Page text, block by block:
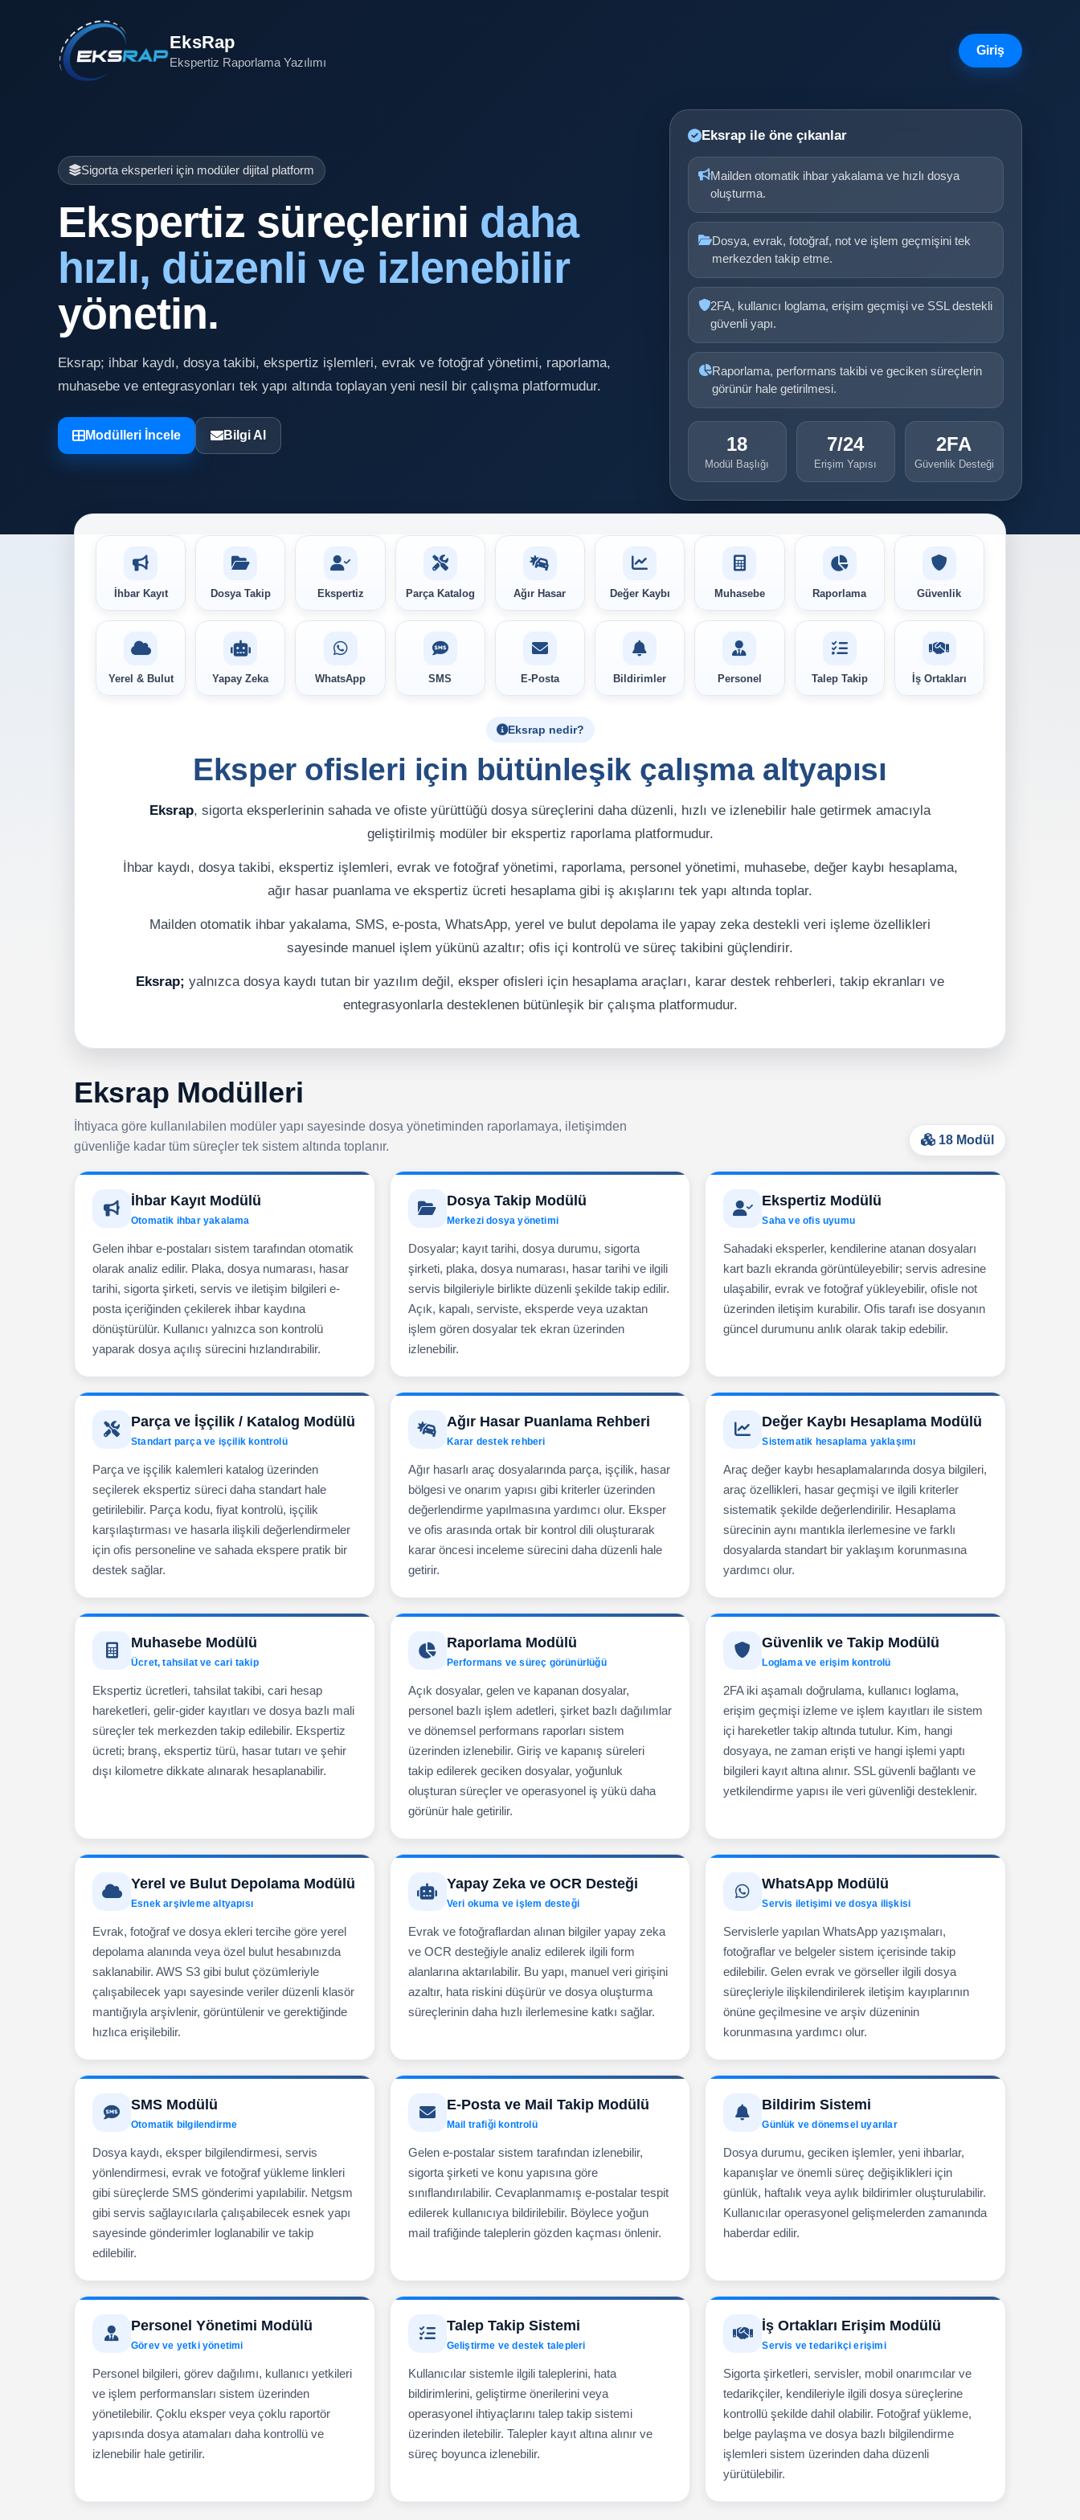
EksRap
Ekspertiz Raporlama Yazılımı
Giriş
Sigorta eksperleri için modüler dijital platform
Ekspertiz süreçlerini daha
hızlı, düzenli ve izlenebilir
yönetin.
Eksrap; ihbar kaydı, dosya takibi, ekspertiz işlemleri, evrak ve fotoğraf yönetimi, raporlama,
muhasebe ve entegrasyonları tek yapı altında toplayan yeni nesil bir çalışma platformudur.
Modülleri İncele Bilgi Al
Eksrap ile öne çıkanlar
Mailden otomatik ihbar yakalama ve hızlı dosya
oluşturma.
Dosya, evrak, fotoğraf, not ve işlem geçmişini tek
merkezden takip etme.
2FA, kullanıcı loglama, erişim geçmişi ve SSL destekli
güvenli yapı.
Raporlama, performans takibi ve geciken süreçlerin
görünür hale getirilmesi.
18
Modül Başlığı
7/24
Erişim Yapısı
2FA
Güvenlik Desteği
İhbar Kayıt Dosya Takip Ekspertiz Parça Katalog Ağır Hasar Değer Kaybı Muhasebe Raporlama Güvenlik
Yerel & Bulut Yapay Zeka WhatsApp SMS E-Posta Bildirimler Personel Talep Takip İş Ortakları
Eksrap nedir?
Eksper ofisleri için bütünleşik çalışma altyapısı
Eksrap, sigorta eksperlerinin sahada ve ofiste yürüttüğü dosya süreçlerini daha düzenli, hızlı ve izlenebilir hale getirmek amacıyla
geliştirilmiş modüler bir ekspertiz raporlama platformudur.
İhbar kaydı, dosya takibi, ekspertiz işlemleri, evrak ve fotoğraf yönetimi, raporlama, personel yönetimi, muhasebe, değer kaybı hesaplama,
ağır hasar puanlama ve ekspertiz ücreti hesaplama gibi iş akışlarını tek yapı altında toplar.
Mailden otomatik ihbar yakalama, SMS, e-posta, WhatsApp, yerel ve bulut depolama ile yapay zeka destekli veri işleme özellikleri
sayesinde manuel işlem yükünü azaltır; ofis içi kontrolü ve süreç takibini güçlendirir.
Eksrap; yalnızca dosya kaydı tutan bir yazılım değil, eksper ofisleri için hesaplama araçları, karar destek rehberleri, takip ekranları ve
entegrasyonlarla desteklenen bütünleşik bir çalışma platformudur.
Eksrap Modülleri
İhtiyaca göre kullanılabilen modüler yapı sayesinde dosya yönetiminden raporlamaya, iletişimden
güvenliğe kadar tüm süreçler tek sistem altında toplanır.
18 Modül
İhbar Kayıt Modülü
Otomatik ihbar yakalama
Gelen ihbar e-postaları sistem tarafından otomatik
olarak analiz edilir. Plaka, dosya numarası, hasar
tarihi, sigorta şirketi, servis ve iletişim bilgileri e-
posta içeriğinden çekilerek ihbar kaydına
dönüştürülür. Kullanıcı yalnızca son kontrolü
yaparak dosya açılış sürecini hızlandırabilir.
Dosya Takip Modülü
Merkezi dosya yönetimi
Dosyalar; kayıt tarihi, dosya durumu, sigorta
şirketi, plaka, dosya numarası, hasar tarihi ve ilgili
servis bilgileriyle birlikte düzenli şekilde takip edilir.
Açık, kapalı, serviste, eksperde veya uzaktan
işlem gören dosyalar tek ekran üzerinden
izlenebilir.
Ekspertiz Modülü
Saha ve ofis uyumu
Sahadaki eksperler, kendilerine atanan dosyaları
kart bazlı ekranda görüntüleyebilir; servis adresine
ulaşabilir, evrak ve fotoğraf yükleyebilir, ofisle not
üzerinden iletişim kurabilir. Ofis tarafı ise dosyanın
güncel durumunu anlık olarak takip edebilir.
Parça ve İşçilik / Katalog Modülü
Standart parça ve işçilik kontrolü
Parça ve işçilik kalemleri katalog üzerinden
seçilerek ekspertiz süreci daha standart hale
getirilebilir. Parça kodu, fiyat kontrolü, işçilik
karşılaştırması ve hasarla ilişkili değerlendirmeler
için ofis personeline ve sahada ekspere pratik bir
destek sağlar.
Ağır Hasar Puanlama Rehberi
Karar destek rehberi
Ağır hasarlı araç dosyalarında parça, işçilik, hasar
bölgesi ve onarım yapısı gibi kriterler üzerinden
değerlendirme yapılmasına yardımcı olur. Eksper
ve ofis arasında ortak bir kontrol dili oluşturarak
karar öncesi inceleme sürecini daha düzenli hale
getirir.
Değer Kaybı Hesaplama Modülü
Sistematik hesaplama yaklaşımı
Araç değer kaybı hesaplamalarında dosya bilgileri,
araç özellikleri, hasar geçmişi ve ilgili kriterler
sistematik şekilde değerlendirilir. Hesaplama
sürecinin aynı mantıkla ilerlemesine ve farklı
dosyalarda standart bir yaklaşım korunmasına
yardımcı olur.
Muhasebe Modülü
Ücret, tahsilat ve cari takip
Ekspertiz ücretleri, tahsilat takibi, cari hesap
hareketleri, gelir-gider kayıtları ve dosya bazlı mali
süreçler tek merkezden takip edilebilir. Ekspertiz
ücreti; branş, ekspertiz türü, hasar tutarı ve şehir
dışı kilometre dikkate alınarak hesaplanabilir.
Raporlama Modülü
Performans ve süreç görünürlüğü
Açık dosyalar, gelen ve kapanan dosyalar,
personel bazlı işlem adetleri, şirket bazlı dağılımlar
ve dönemsel performans raporları sistem
üzerinden izlenebilir. Giriş ve kapanış süreleri
takip edilerek geciken dosyalar, yoğunluk
oluşturan süreçler ve operasyonel iş yükü daha
görünür hale getirilir.
Güvenlik ve Takip Modülü
Loglama ve erişim kontrolü
2FA iki aşamalı doğrulama, kullanıcı loglama,
erişim geçmişi izleme ve işlem kayıtları ile sistem
içi hareketler takip altında tutulur. Kim, hangi
dosyaya, ne zaman erişti ve hangi işlemi yaptı
bilgileri kayıt altına alınır. SSL güvenli bağlantı ve
yetkilendirme yapısı ile veri güvenliği desteklenir.
Yerel ve Bulut Depolama Modülü
Esnek arşivleme altyapısı
Evrak, fotoğraf ve dosya ekleri tercihe göre yerel
depolama alanında veya özel bulut hesabınızda
saklanabilir. AWS S3 gibi bulut çözümleriyle
çalışabilecek yapı sayesinde veriler düzenli klasör
mantığıyla arşivlenir, görüntülenir ve gerektiğinde
hızlıca erişilebilir.
Yapay Zeka ve OCR Desteği
Veri okuma ve işlem desteği
Evrak ve fotoğraflardan alınan bilgiler yapay zeka
ve OCR desteğiyle analiz edilerek ilgili form
alanlarına aktarılabilir. Bu yapı, manuel veri girişini
azaltır, hata riskini düşürür ve dosya oluşturma
süreçlerinin daha hızlı ilerlemesine katkı sağlar.
WhatsApp Modülü
Servis iletişimi ve dosya ilişkisi
Servislerle yapılan WhatsApp yazışmaları,
fotoğraflar ve belgeler sistem içerisinde takip
edilebilir. Gelen evrak ve görseller ilgili dosya
süreçleriyle ilişkilendirilerek iletişim kayıplarının
önüne geçilmesine ve arşiv düzeninin
korunmasına yardımcı olur.
SMS Modülü
Otomatik bilgilendirme
Dosya kaydı, eksper bilgilendirmesi, servis
yönlendirmesi, evrak ve fotoğraf yükleme linkleri
gibi süreçlerde SMS gönderimi yapılabilir. Netgsm
gibi servis sağlayıcılarla çalışabilecek esnek yapı
sayesinde gönderimler loglanabilir ve takip
edilebilir.
E-Posta ve Mail Takip Modülü
Mail trafiği kontrolü
Gelen e-postalar sistem tarafından izlenebilir,
sigorta şirketi ve konu yapısına göre
sınıflandırılabilir. Cevaplanmamış e-postalar tespit
edilerek kullanıcıya bildirilebilir. Böylece yoğun
mail trafiğinde taleplerin gözden kaçması önlenir.
Bildirim Sistemi
Günlük ve dönemsel uyarılar
Dosya durumu, geciken işlemler, yeni ihbarlar,
kapanışlar ve önemli süreç değişiklikleri için
günlük, haftalık veya aylık bildirimler oluşturulabilir.
Kullanıcılar operasyonel gelişmelerden zamanında
haberdar edilir.
Personel Yönetimi Modülü
Görev ve yetki yönetimi
Personel bilgileri, görev dağılımı, kullanıcı yetkileri
ve işlem performansları sistem üzerinden
yönetilebilir. Çoklu eksper veya çoklu raportör
yapısında dosya atamaları daha kontrollü ve
izlenebilir hale getirilir.
Talep Takip Sistemi
Geliştirme ve destek talepleri
Kullanıcılar sistemle ilgili taleplerini, hata
bildirimlerini, geliştirme önerilerini veya
operasyonel ihtiyaçlarını talep takip sistemi
üzerinden iletebilir. Talepler kayıt altına alınır ve
süreç boyunca izlenebilir.
İş Ortakları Erişim Modülü
Servis ve tedarikçi erişimi
Sigorta şirketleri, servisler, mobil onarımcılar ve
tedarikçiler, kendileriyle ilgili dosya süreçlerine
kontrollü şekilde dahil olabilir. Fotoğraf yükleme,
belge paylaşma ve dosya bazlı bilgilendirme
işlemleri sistem üzerinden daha düzenli
yürütülebilir.